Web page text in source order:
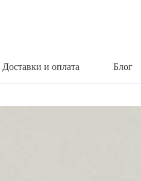
Доставки и оплата Блог